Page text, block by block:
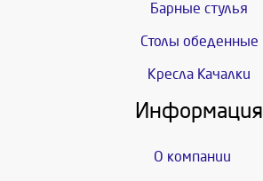
Барные стулья
Столы обеденные
Кресла Качалки
Информация
О компании